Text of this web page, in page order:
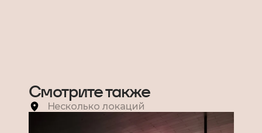
Смотрите также
Несколько локаций